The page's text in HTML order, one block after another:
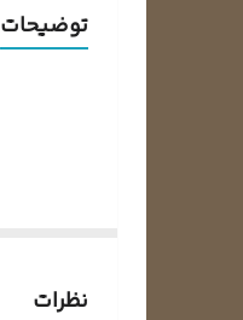
توضیحات
نظرات